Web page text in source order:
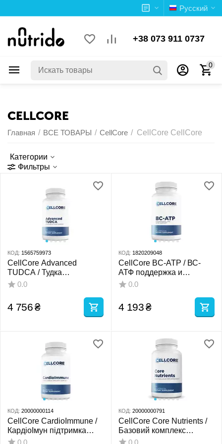
Русский
+38 073 911 0737
0
CELLCORE
Главная / ВСЕ ТОВАРЫ / CellCore / CellCore CellCore
Категории
Фильтры
КОД: 1565759973
CellCore Advanced
TUDCA / Тудка
усиленного действия 60
0.0
4 756₴
КОД: 1820209048
CellCore BC-ATP / ВС-
АТФ поддержка и
оптимизация функции
0.0
4 193₴
КОД: 20000000114
CellCore CardioImmune /
КардіоІмун підтримка
серцево-судинної
0.0
КОД: 20000000791
CellCore Core Nutrients /
Базовий комплекс
вітамінів і мінералів 60
0.0